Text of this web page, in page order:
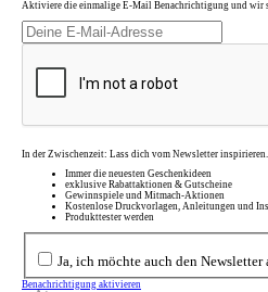
Aktiviere die einmalige E-Mail Benachrichtigung und wir
In der Zwischenzeit: Lass dich vom Newsletter inspirieren.
Immer die neuesten Geschenkideen
exklusive Rabattaktionen & Gutscheine
Gewinnspiele und Mitmach-Aktionen
Kostenlose Druckvorlagen, Anleitungen und
Produkttester werden
Ja, ich möchte auch den Newsletter
Benachrichtigung aktivieren